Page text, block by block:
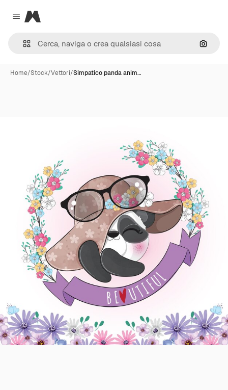
Close menu
Magnific
Cerca
Home/Stock/Vettori/Simpatico panda anim…